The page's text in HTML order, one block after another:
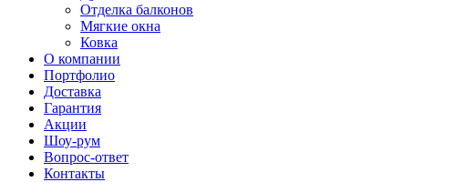
Отделка балконов
Мягкие окна
Ковка
О компании
Портфолио
Доставка
Гарантия
Акции
Шоу-рум
Вопрос-ответ
Контакты